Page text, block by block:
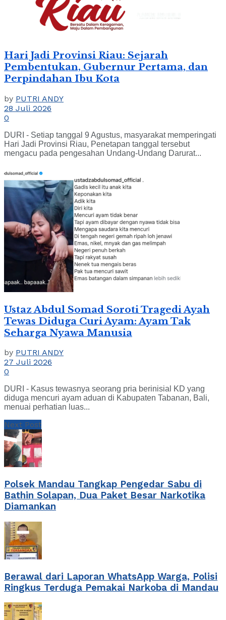
Hari Jadi Provinsi Riau: Sejarah
Pembentukan, Gubernur Pertama, dan
Perpindahan Ibu Kota
by PUTRI ANDY
28 Juli 2026
0
DURI - Setiap tanggal 9 Agustus, masyarakat memperingati
Hari Jadi Provinsi Riau, Penetapan tanggal tersebut
mengacu pada pengesahan Undang-Undang Darurat...
Ustaz Abdul Somad Soroti Tragedi Ayah
Tewas Diduga Curi Ayam: Ayam Tak
Seharga Nyawa Manusia
by PUTRI ANDY
27 Juli 2026
0
DURI - Kasus tewasnya seorang pria berinisial KD yang
diduga mencuri ayam aduan di Kabupaten Tabanan, Bali,
menuai perhatian luas...
Next Post
Polsek Mandau Tangkap Pengedar Sabu di
Bathin Solapan, Dua Paket Besar Narkotika
Diamankan
Berawal dari Laporan WhatsApp Warga, Polisi
Ringkus Terduga Pemakai Narkoba di Mandau